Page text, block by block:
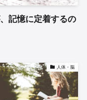
記憶に定着するの
人体・脳